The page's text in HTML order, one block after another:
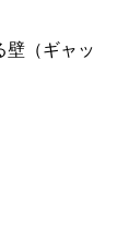
壁（ギャッ